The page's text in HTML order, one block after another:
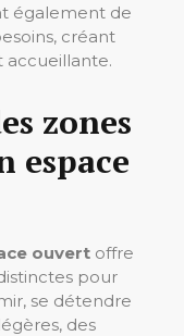
également de
créant
accueillante.
zones
espace
ouvert offre
pour
se détendre
des